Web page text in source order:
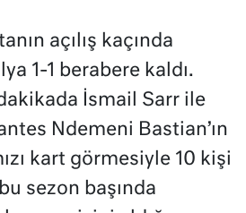
açılış kaçında
1-1 berabere kaldı.
İsmail Sarr ile
Ndemeni Bastian’ın
kart görmesiyle 10 kişi
sezon başında